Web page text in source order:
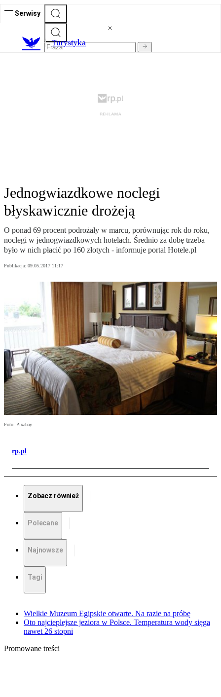
Serwisy
Turystyka
Jednogwiazdkowe noclegi
błyskawicznie drożeją
O ponad 69 procent podrożały w marcu, porównując rok do roku,
noclegi w jednogwiazdkowych hotelach. Średnio za dobę trzeba
było w nich płacić po 160 złotych - informuje portal Hotele.pl
Publikacja: 09.05.2017 11:17
Foto: Pixabay
rp.pl
Zobacz również
Polecane
Najnowsze
Tagi
Wielkie Muzeum Egipskie otwarte. Na razie na próbę
Oto najcieplejsze jeziora w Polsce. Temperatura wody sięga
nawet 26 stopni
Promowane treści